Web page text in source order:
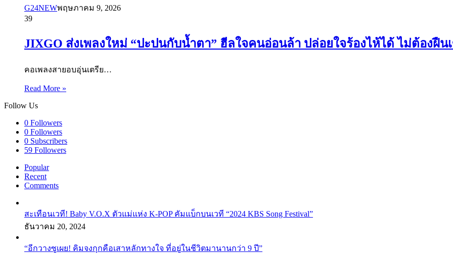
G24NEWพฤษภาคม 9, 2026
39
JIXGO ส่งเพลงใหม่ “ปะปนกับน้ำตา” ฮีลใจคนอ่อนล้า ปล่อยใจร้องไห้ได้ ไม่ต้องฝืน
คอเพลงสายอบอุ่นเตรีย…
Read More »
Follow Us
0 Followers
0 Followers
0 Subscribers
59 Followers
Popular
Recent
Comments
สะเทือนเวที! Baby V.O.X ตัวแม่แห่ง K-POP คัมแบ็กบนเวที “2024 KBS Song Festival”
ธันวาคม 20, 2024
“อีกวางซูเผย! คิมจงกุกคือเสาหลักทางใจ ที่อยู่ในชีวิตมานานกว่า 9 ปี”